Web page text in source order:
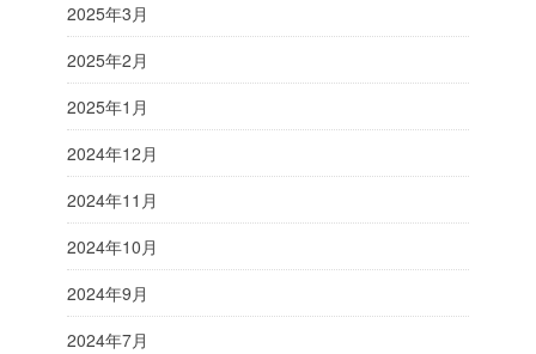
2025年3月
2025年2月
2025年1月
2024年12月
2024年11月
2024年10月
2024年9月
2024年7月